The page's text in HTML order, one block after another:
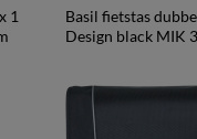
1
Basil fietstas
Design black MIK